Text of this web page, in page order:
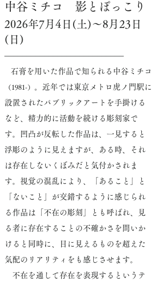
中谷ミチコ 影とぽっこり
2026年7月4日(土)～8月23日
(日)
───────────────────────────
石膏を用いた作品で知られる中谷ミチコ
（1981-）
。近年では東京メトロ虎ノ門駅に
設置されたパブリックアートを手掛ける
など、精力的に活動を続ける彫刻家で
す。凹凸が反転した作品は、一見すると
浮彫のように見えますが、ある時、それ
は存在しないくぼみだと気付かされま
す。視覚の混乱により、「あること」と
「ないこと」が交錯するように感じられ
る作品は「不在の彫刻」とも呼ばれ、見
る者に存在することの不確かさを問いか
けると同時に、目に見えるものを超えた
気配のリアリティをも感じさせます。
不在を通して存在を表現するというテ